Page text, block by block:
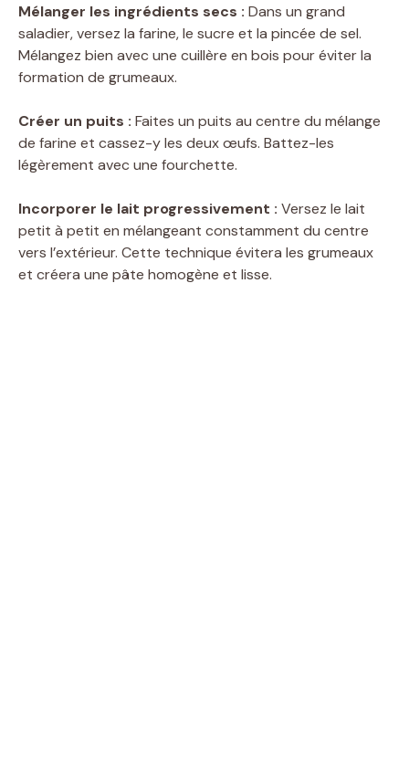
Mélanger les ingrédients secs : Dans un grand
saladier, versez la farine, le sucre et la pincée de sel.
Mélangez bien avec une cuillère en bois pour éviter la
formation de grumeaux.
Créer un puits : Faites un puits au centre du mélange
de farine et cassez-y les deux œufs. Battez-les
légèrement avec une fourchette.
Incorporer le lait progressivement : Versez le lait
petit à petit en mélangeant constamment du centre
vers l’extérieur. Cette technique évitera les grumeaux
et créera une pâte homogène et lisse.